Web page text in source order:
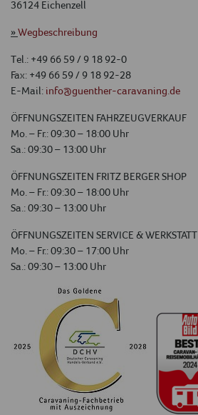
36124 Eichenzell
»Wegbeschreibung
Tel.: +49 66 59 / 9 18 92-0
Fax: +49 66 59 / 9 18 92-28
E-Mail: info@guenther-caravaning.de
ÖFFNUNGSZEITEN FAHRZEUGVERKAUF
Mo. – Fr.: 09:30 – 18:00 Uhr
Sa.: 09:30 – 13:00 Uhr
ÖFFNUNGSZEITEN FRITZ BERGER SHOP
Mo. – Fr.: 09:30 – 18:00 Uhr
Sa.: 09:30 – 13:00 Uhr
ÖFFNUNGSZEITEN SERVICE & WERKSTATT
Mo. – Fr.: 09:30 – 17:00 Uhr
Sa.: 09:30 – 13:00 Uhr